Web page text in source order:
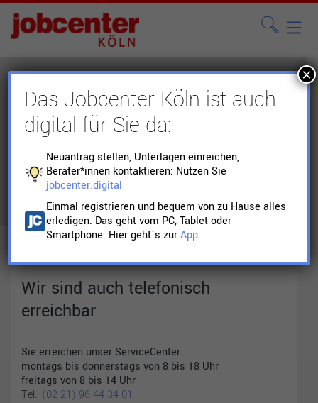
Kontakt
Falls es online nicht
klappt…
Wir sind auch telefonisch
erreichbar
Sie erreichen unser ServiceCenter
montags bis donnerstags von 8 bis 18 Uhr
freitags von 8 bis 14 Uhr
Tel.: (02 21) 96 44 34 01
Das Jobcenter Köln ist auch
digital für Sie da:
Neuantrag stellen, Unterlagen einreichen,
Berater*innen kontaktieren: Nutzen Sie
jobcenter.digital
Einmal registrieren und bequem von zu Hause alles
erledigen. Das geht vom PC, Tablet oder
Smartphone. Hier geht`s zurApp.
×